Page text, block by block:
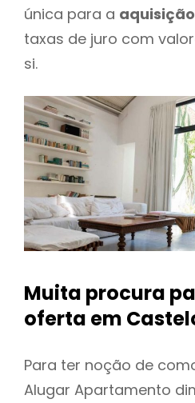
única para a
taxas de juro com
si.
Muita procura
oferta em
Para ter noção de
Alugar Apartamento